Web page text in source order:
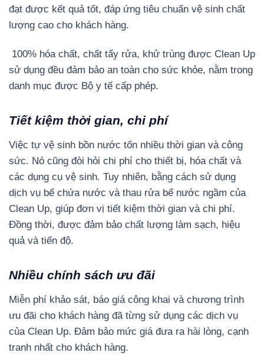
đạt được kết quả tốt, đáp ứng tiêu chuẩn vệ sinh chất
lượng cao cho khách hàng.
100% hóa chất, chất tẩy rửa, khử trùng được Clean Up
sử dụng đều đảm bảo an toàn cho sức khỏe, nằm trong
danh mục được Bộ y tế cấp phép.
Tiết kiệm thời gian, chi phí
Việc tự vệ sinh bồn nước tốn nhiều thời gian và công
sức. Nó cũng đòi hỏi chi phí cho thiết bị, hóa chất và
các dụng cụ vệ sinh. Tuy nhiên, bằng cách sử dụng
dịch vụ bể chứa nước và thau rửa bể nước ngầm của
Clean Up, giúp đơn vị tiết kiệm thời gian và chi phí.
Đồng thời, được đảm bảo chất lượng làm sạch, hiệu
quả và tiến độ.
Nhiều chính sách ưu đãi
Miễn phí khảo sát, báo giá công khai và chương trình
ưu đãi cho khách hàng đã từng sử dụng các dịch vụ
của Clean Up. Đảm bảo mức giá đưa ra hài lòng, cạnh
tranh nhất cho khách hàng.